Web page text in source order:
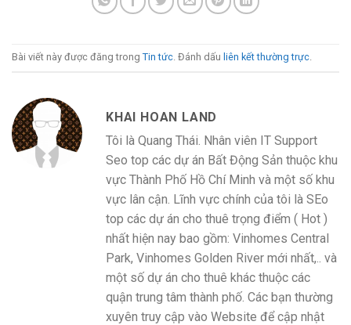
Bài viết này được đăng trong Tin tức. Đánh dấu liên kết thường trực.
KHAI HOAN LAND
Tôi là Quang Thái. Nhân viên IT Support
Seo top các dự án Bất Động Sản thuộc khu
vực Thành Phố Hồ Chí Minh và một số khu
vực lân cận. Lĩnh vực chính của tôi là SEo
top các dự án cho thuê trọng điểm ( Hot )
nhất hiện nay bao gồm: Vinhomes Central
Park, Vinhomes Golden River mới nhất,.. và
một số dự án cho thuê khác thuộc các
quận trung tâm thành phố. Các bạn thường
xuyên truy cập vào Website để cập nhật